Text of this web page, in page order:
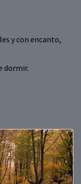
y con encanto,
dormir.